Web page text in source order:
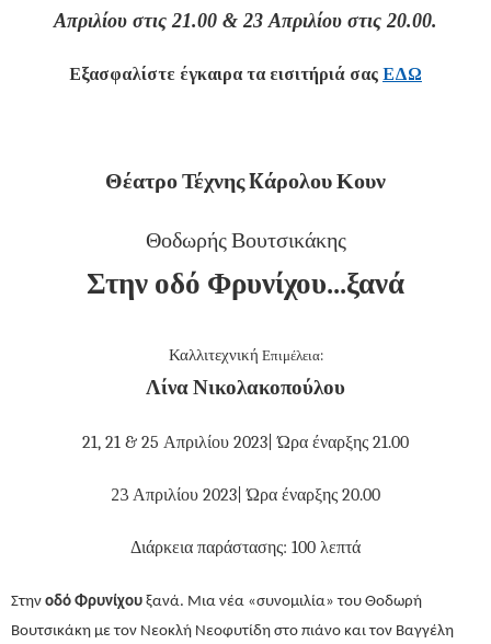
Απριλίου στις 21.00 & 23 Απριλίου στις 20.00.
Εξασφαλίστε έγκαιρα τα εισιτήριά σας ΕΔΩ
Θέατρο Τέχνης Kάρολου Κουν
Θοδωρής Βουτσικάκης
Στην οδό Φρυνίχου...ξανά
Καλλιτεχνική Επιμέλεια:
Λίνα Νικολακοπούλου
21, 21 & 25 Απριλίου 2023| Ώρα έναρξης 21.00
23 Απριλίου 2023| Ώρα έναρξης 20.00
Διάρκεια παράστασης: 100 λεπτά
Στην οδό Φρυνίχου ξανά. Μια νέα «συνομιλία» του Θοδωρή
Βουτσικάκη με τον Νεοκλή Νεοφυτίδη στο πιάνο και τον Βαγγέλη